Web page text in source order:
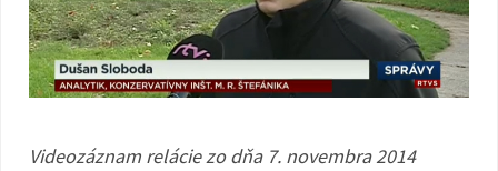
Videozáznam relácie zo dňa 7. novembra 2014